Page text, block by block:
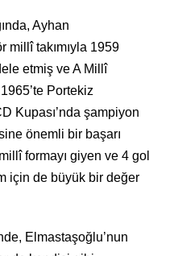
Ayhan
millî takımıyla 1959
etmiş ve A Millî
Portekiz
Kupası’nda şampiyon
önemli bir başarı
formayı giyen ve 4 gol
için de büyük bir değer
Elmastaşoğlu’nun